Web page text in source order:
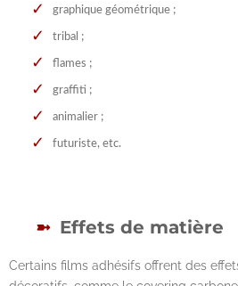
graphique géométrique ;
tribal ;
flames ;
graffiti ;
animalier ;
futuriste, etc.
Effets de matière
Certains films adhésifs offrent des